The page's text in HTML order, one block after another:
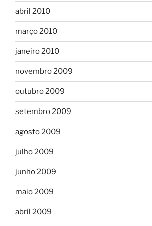
abril 2010
março 2010
janeiro 2010
novembro 2009
outubro 2009
setembro 2009
agosto 2009
julho 2009
junho 2009
maio 2009
abril 2009